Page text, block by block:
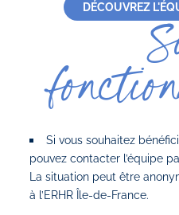
DÉCOUVREZ
Si vous souhaitez
pouvez contacter l’équipe
La situation peut être
à l’ERHR Île-de-France.